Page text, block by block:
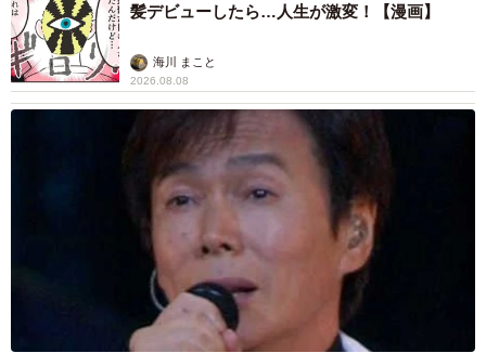
髪デビューしたら…人生が激変！【漫画】
海川 まこと
2026.08.08